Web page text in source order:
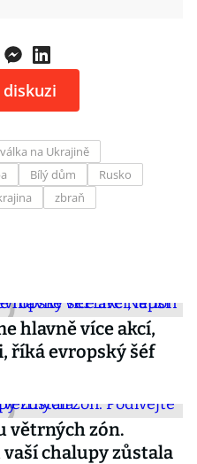
válka na Ukrajině
Bílý dům
Rusko
zbraň
hlavně více akcí,
říká evropský šéf
větrných zón.
chalupy zůstala